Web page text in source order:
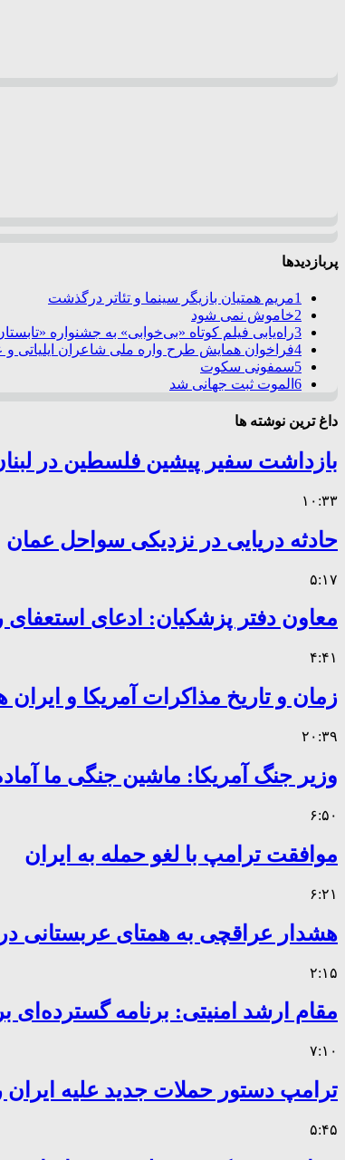
پربازدیدها
1مریم همتیان بازیگر سینما و تئاتر درگذشت
2خاموش نمی شود
3راه‌یابی فیلم کوتاه «بی‌خوابی» به جشنواره
4فراخوان همایش طرح واره ملی شاعران ایلیاتی و
5سمفونی سکوت
6 الموت ثبت جهانی شد
داغ ترین نوشته ها
بازداشت سفیر پیشین فلسطین در
۱۰:۳۳
حادثه دریایی در نزدیکی سواحل عمان
۵:۱۷
معاون دفتر پزشکیان: ادعای
۴:۴۱
زمان و تاریخ مذاکرات آمریکا و
۲۰:۳۹
وزیر جنگ آمریکا: ماشین جنگی ما
۶:۵۰
موافقت ترامپ با لغو حمله به ایران
۶:۲۱
هشدار عراقچی به همتای عربستانی
۲:۱۵
مقام ارشد امنیتی: برنامه گسترده‌ای
۷:۱۰
ترامپ دستور حملات جدید علیه ایران
۵:۴۵